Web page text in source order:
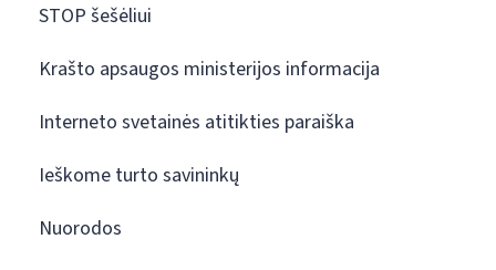
STOP šešėliui
Krašto apsaugos ministerijos informacija
Interneto svetainės atitikties paraiška
Ieškome turto savininkų
Nuorodos